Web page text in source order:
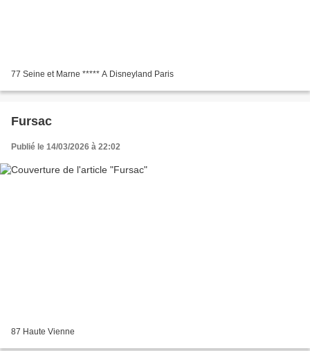
77 Seine et Marne ***** A Disneyland Paris
Fursac
Publié le 14/03/2026 à 22:02
87 Haute Vienne